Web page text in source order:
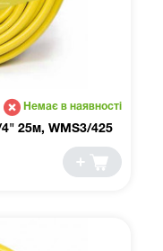
Немає в наявності
25м, WMS3/425